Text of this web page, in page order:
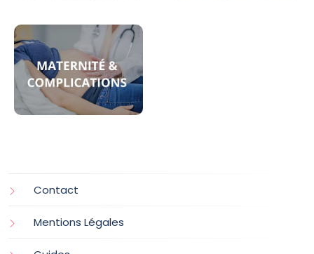
Contact
Mentions Légales